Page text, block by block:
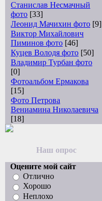
Станислав Несмачный
фото [33]
Леонид Мачихин фото [9]
Виктор Михайлович
Пиминов фото [46]
Куцев Володя фото [50]
Владимир Турбан фото
[0]
Фотоальбом Ермакова
[15]
Фото Петрова
Вениамина Николаевича
[18]
Наш опрос
Оцените мой сайт
Отлично
Хорошо
Неплохо